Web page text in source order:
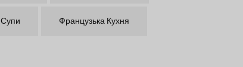
Супи Французька Кухня